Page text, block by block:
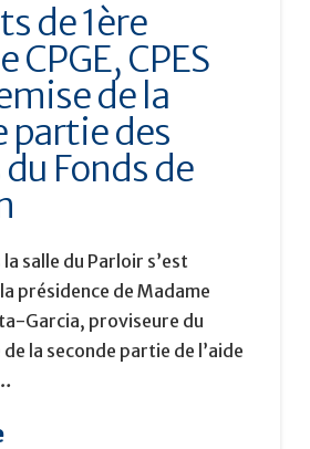
de 1ère
CPGE, CPES
de la
partie des
Fonds de
salle du Parloir s’est
présidence de Madame
Garcia, proviseure du
de la seconde partie de l’aide